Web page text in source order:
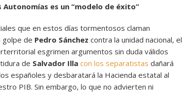
Autonomías es un “modelo de éxito”
que en estos días tormentosos claman
de Pedro Sánchez contra la unidad nacional, el
esgrimen argumentos sin duda válidos
de Salvador Illa con los separatistas dañará
españoles y desbaratará la Hacienda estatal al
PIB. Sin embargo, lo que no advierten ni